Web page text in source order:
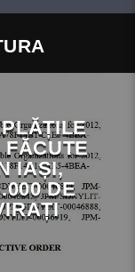
FĂCUTE
IAȘI,
DE